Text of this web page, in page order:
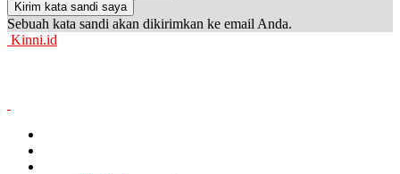
Sebuah kata sandi akan dikirimkan ke email Anda.
Kinni.id